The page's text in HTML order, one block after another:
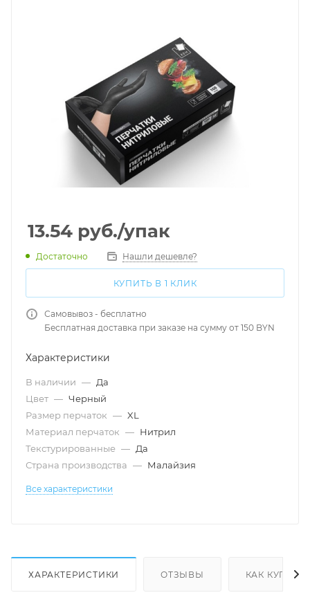
13.54 руб./упак
Достаточно Нашли дешевле?
КУПИТЬ В 1 КЛИК
Самовывоз - бесплатно
Бесплатная доставка при заказе на сумму от 150 BYN
Характеристики
В наличии — Да
Цвет — Черный
Размер перчаток — XL
Материал перчаток — Нитрил
Текстурированные — Да
Страна производства — Малайзия
Все характеристики
ХАРАКТЕРИСТИКИ ОТЗЫВЫ КАК КУПИТЬ